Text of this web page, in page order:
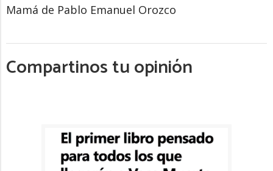
Mamá de Pablo Emanuel Orozco
Compartinos tu opinión